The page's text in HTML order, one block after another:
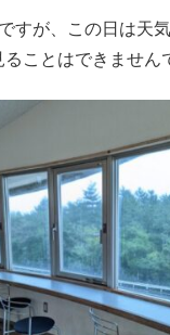
すが、この日は天
ことはできません